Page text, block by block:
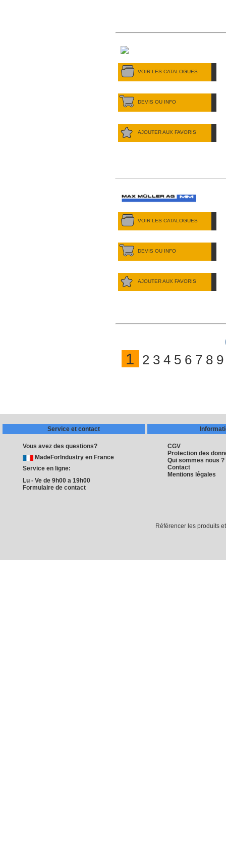
VOIR LES CATALOGUES
DEVIS OU INFO
AJOUTER AUX FAVORIS
VOIR LES CATALOGUES
DEVIS OU INFO
AJOUTER AUX FAVORIS
1 2 3 4 5 6 7 8 9
Service et contact
Vous avez des questions?
MadeForIndustry en France
Service en ligne:
Lu - Ve de 9h00 a 19h00
Formulaire de contact
CGV
Protection des
Qui sommes nous ?
Contact
Mentions légales
Référencer les produits